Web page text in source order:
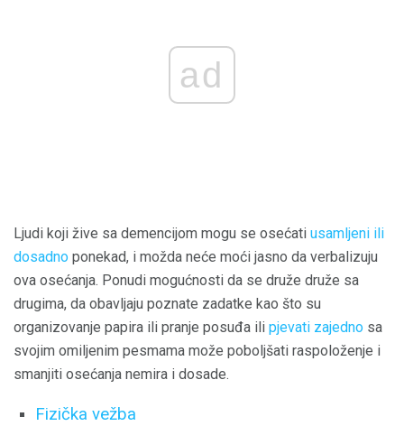
ad
Ljudi koji žive sa demencijom mogu se osećati usamljeni ili
dosadno ponekad, i možda neće moći jasno da verbalizuju
ova osećanja. Ponudi mogućnosti da se druže druže sa
drugima, da obavljaju poznate zadatke kao što su
organizovanje papira ili pranje posuđa ili pjevati zajedno sa
svojim omiljenim pesmama može poboljšati raspoloženje i
smanjiti osećanja nemira i dosade.
Fizička vežba